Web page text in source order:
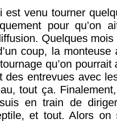
est venu tourner
pour qu’on
Quelques
coup, la
qu’on pourrait
des entrevues avec
tout ça.
en train de
et tout. Alors on